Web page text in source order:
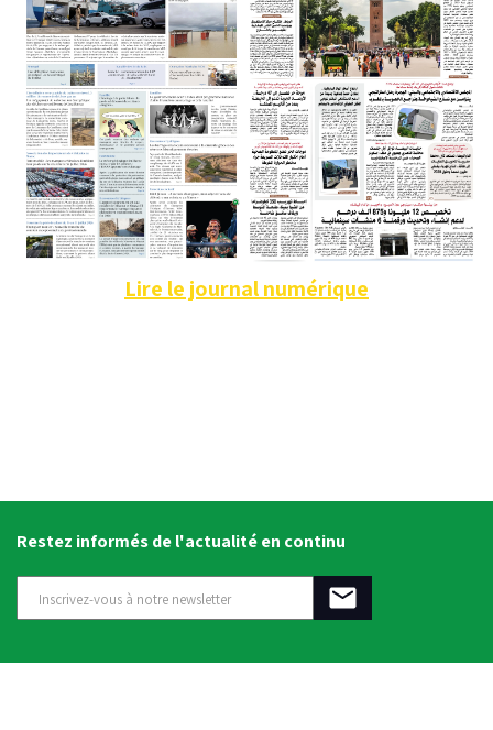
Lire le journal numérique
Restez informés de l'actualité en continu